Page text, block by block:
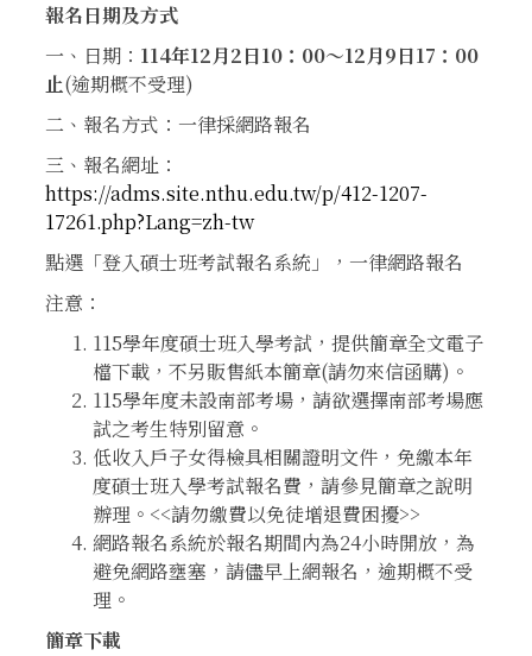
報名日期及方式
一、日期： 114年12月2日10：00〜12月9日17：00
止(逾期概不受理)
二、報名方式：一律採網路報名
三、報名網址：
https://adms.site.nthu.edu.tw/p/412-1207-
17261.php?Lang=zh-tw
點選「登入碩士班考試報名系統」，一律網路報名
注意：
115學年度碩士班入學考試，提供簡章全文電子
檔下載，不另販售紙本簡章(請勿來信函購)。
115學年度未設南部考場，請欲選擇南部考場應
試之考生特別留意。
低收入戶子女得檢具相關證明文件，免繳本年
度碩士班入學考試報名費，請參見簡章之說明
辦理。<<請勿繳費以免徒增退費困擾>>
網路報名系統於報名期間內為24小時開放，為
避免網路壅塞，請儘早上網報名，逾期概不受
理。
簡章下載